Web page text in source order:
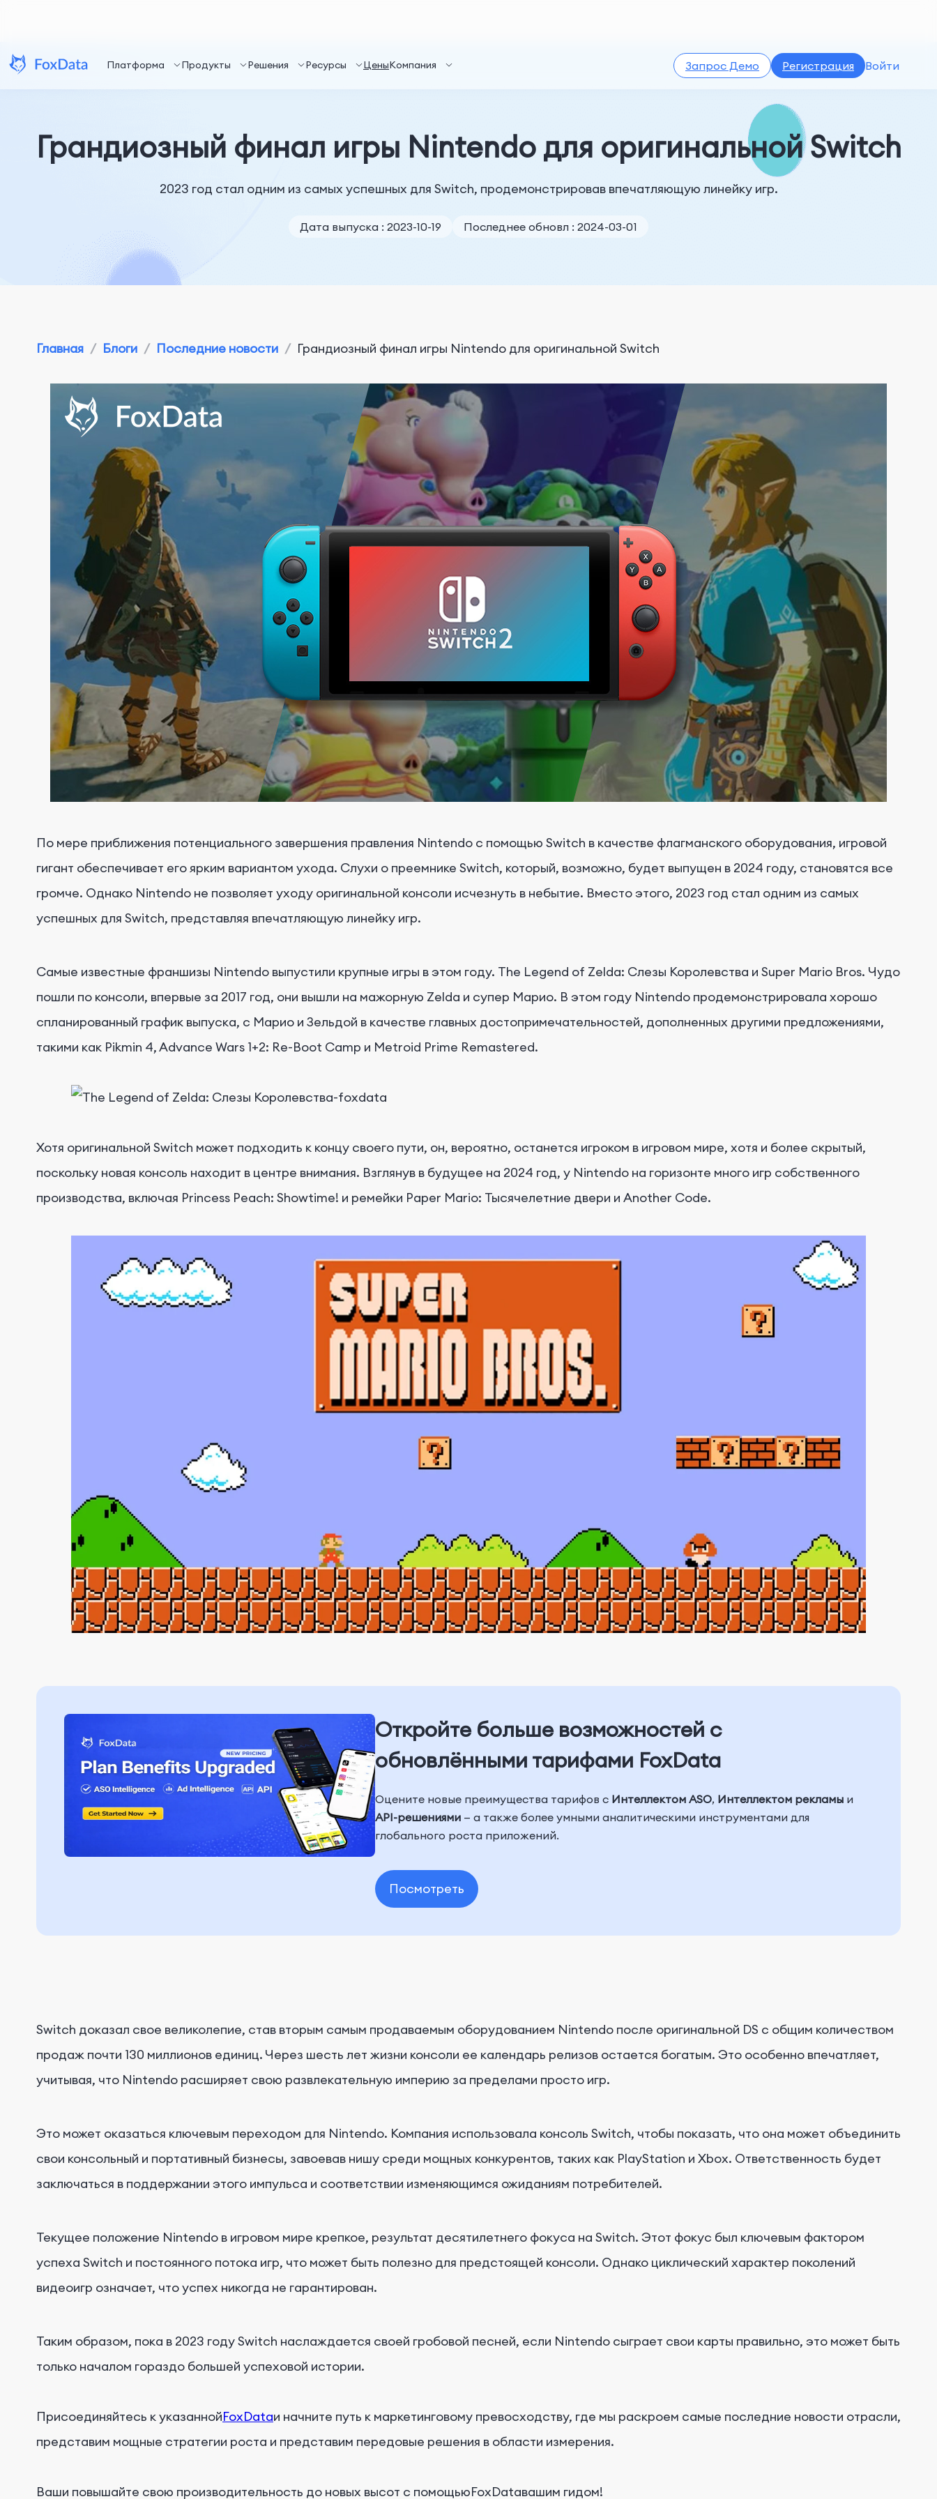
Платформа Продукты Решения Ресурсы ЦеныКомпания Запрос Демо Регистрация Войти
Грандиозный финал игры Nintendo для оригинальной Switch
2023 год стал одним из самых успешных для Switch, продемонстрировав впечатляющую линейку игр.
Дата выпуска : 2023-10-19 Последнее обновл : 2024-03-01
Главная / Блоги / Последние новости / Грандиозный финал игры Nintendo для оригинальной Switch
По мере приближения потенциального завершения правления Nintendo с помощью Switch в качестве флагманского оборудования, игровой
гигант обеспечивает его ярким вариантом ухода. Слухи о преемнике Switch, который, возможно, будет выпущен в 2024 году, становятся все
громче. Однако Nintendo не позволяет уходу оригинальной консоли исчезнуть в небытие. Вместо этого, 2023 год стал одним из самых
успешных для Switch, представляя впечатляющую линейку игр.
Самые известные франшизы Nintendo выпустили крупные игры в этом году. The Legend of Zelda: Слезы Королевства и Super Mario Bros. Чудо
пошли по консоли, впервые за 2017 год, они вышли на мажорную Zelda и супер Марио. В этом году Nintendo продемонстрировала хорошо
спланированный график выпуска, с Марио и Зельдой в качестве главных достопримечательностей, дополненных другими предложениями,
такими как Pikmin 4, Advance Wars 1+2: Re-Boot Camp и Metroid Prime Remastered.
Хотя оригинальной Switch может подходить к концу своего пути, он, вероятно, останется игроком в игровом мире, хотя и более скрытый,
поскольку новая консоль находит в центре внимания. Взглянув в будущее на 2024 год, у Nintendo на горизонте много игр собственного
производства, включая Princess Peach: Showtime! и ремейки Paper Mario: Тысячелетние двери и Another Code.
Откройте больше возможностей с
обновлёнными тарифами FoxData
Оцените новые преимущества тарифов с Интеллектом ASO, Интеллектом рекламы и
API-решениями — а также более умными аналитическими инструментами для
глобального роста приложений.
Посмотреть
Switch доказал свое великолепие, став вторым самым продаваемым оборудованием Nintendo после оригинальной DS с общим количеством
продаж почти 130 миллионов единиц. Через шесть лет жизни консоли ее календарь релизов остается богатым. Это особенно впечатляет,
учитывая, что Nintendo расширяет свою развлекательную империю за пределами просто игр.
Это может оказаться ключевым переходом для Nintendo. Компания использовала консоль Switch, чтобы показать, что она может объединить
свои консольный и портативный бизнесы, завоевав нишу среди мощных конкурентов, таких как PlayStation и Xbox. Ответственность будет
заключаться в поддержании этого импульса и соответствии изменяющимся ожиданиям потребителей.
Текущее положение Nintendo в игровом мире крепкое, результат десятилетнего фокуса на Switch. Этот фокус был ключевым фактором
успеха Switch и постоянного потока игр, что может быть полезно для предстоящей консоли. Однако циклический характер поколений
видеоигр означает, что успех никогда не гарантирован.
Таким образом, пока в 2023 году Switch наслаждается своей гробовой песней, если Nintendo сыграет свои карты правильно, это может быть
только началом гораздо большей успеховой истории.
Присоединяйтесь к указаннойFoxDataи начните путь к маркетинговому превосходству, где мы раскроем самые последние новости отрасли,
представим мощные стратегии роста и представим передовые решения в области измерения.
Ваши повышайте свою производительность до новых высот с помощьюFoxDataвашим гидом!